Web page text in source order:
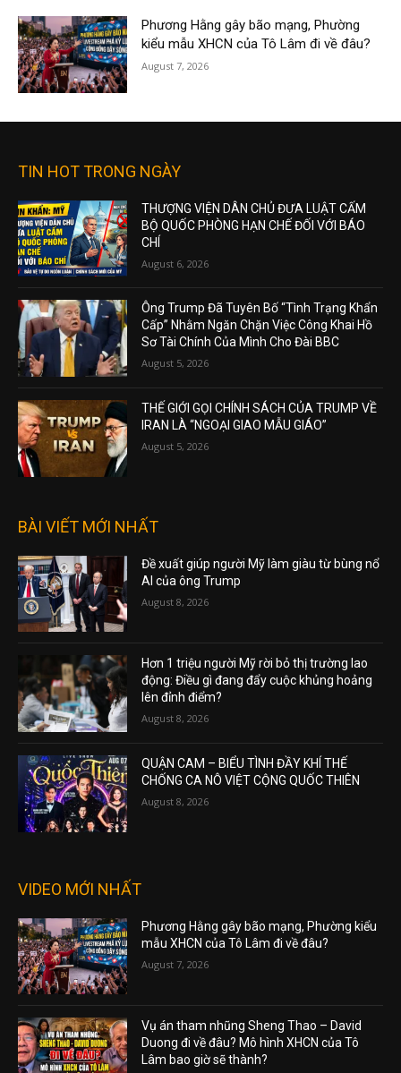
Phương Hằng gây bão mạng, Phường
kiểu mẫu XHCN của Tô Lâm đi về đâu?
August 7, 2026
TIN HOT TRONG NGÀY
THƯỢNG VIỆN DÂN CHỦ ĐƯA LUẬT CẤM
BỘ QUỐC PHÒNG HẠN CHẾ ĐỐI VỚI BÁO
CHÍ
August 6, 2026
Ông Trump Đã Tuyên Bố “Tình Trạng Khẩn
Cấp” Nhằm Ngăn Chặn Việc Công Khai Hồ
Sơ Tài Chính Của Mình Cho Đài BBC
August 5, 2026
THẾ GIỚI GỌI CHÍNH SÁCH CỦA TRUMP VỀ
IRAN LÀ “NGOẠI GIAO MẪU GIÁO”
August 5, 2026
BÀI VIẾT MỚI NHẤT
Đề xuất giúp người Mỹ làm giàu từ bùng nổ
AI của ông Trump
August 8, 2026
Hơn 1 triệu người Mỹ rời bỏ thị trường lao
động: Điều gì đang đẩy cuộc khủng hoảng
lên đỉnh điểm?
August 8, 2026
QUẬN CAM – BIỂU TÌNH ĐẦY KHÍ THẾ
CHỐNG CA NÔ VIỆT CỘNG QUỐC THIÊN
August 8, 2026
VIDEO MỚI NHẤT
Phương Hằng gây bão mạng, Phường kiểu
mẫu XHCN của Tô Lâm đi về đâu?
August 7, 2026
Vụ án tham nhũng Sheng Thao – David
Duong đi về đâu? Mô hình XHCN của Tô
Lâm bao giờ sẽ thành?